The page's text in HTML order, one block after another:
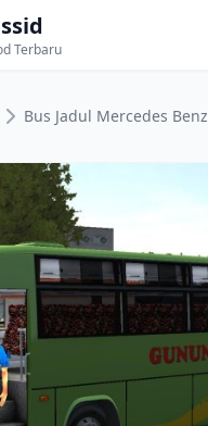
Terbaru
Bus Jadul Mercedes Benz